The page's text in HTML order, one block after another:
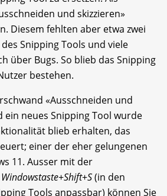
und skizzieren»
Diesem fehlten aber etwa zwei
Snipping Tools und viele
über Bugs. So blieb das Snipping
bestehen.
«Ausschneiden und
ein neues Snipping Tool wurde
blieb erhalten, das
einer der eher gelungenen
11. Ausser mit der
Windowstaste+Shift+S(in den
Tools anpassbar) können Sie